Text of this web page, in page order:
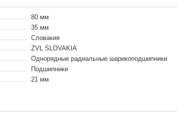
80 мм
35 мм
Словакия
ZVL SLOVAKIA
Однорядные радиальные шарикоподшипники
Подшипники
21 мм